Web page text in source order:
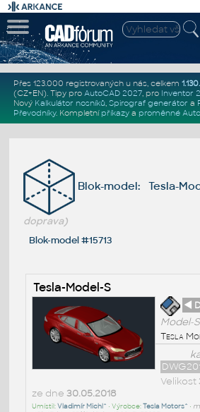
Přes 123.000 registrovaných u nás, celkem
(CZ+EN). Tipy pro AutoCAD 2027, pro Inventor
Nový Kalkulátor nosníků, Spirograf generátor a
Převodníky. Kompletní příkazya proměnné
Blok-model: Tesla-
doprava)
Blok-model #15713
Tesla-Model-S
◄
Model-
Tesla
Velikost
ze dne 30.05.2018
Umístil:Vladimír Michl^ • Výrobce:Tesla Motors^ •